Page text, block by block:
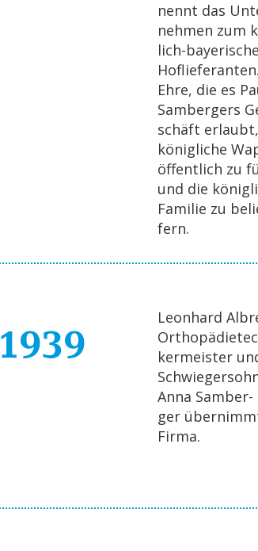
nennt das
neh­men zum
lich-
Ehre, die es
Sam­ber­gers
schäft
kö­nig­li­che
öf­fent­lich zu
und die
Fa­mi­lie zu
fern.
1939
Le­on­hard
ker­meis­ter
Anna Sam­ber­
ger
Firma.